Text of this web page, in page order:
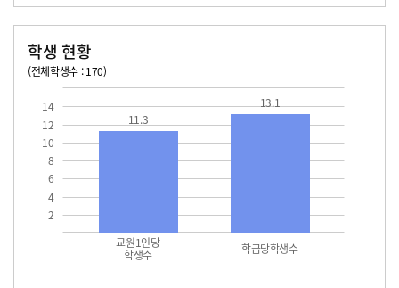
학생 현황
(전체학생수 : 170)
2
4
6
8
10
12
14
교원1인당
학생수 학급당학생수
11.3
13.1